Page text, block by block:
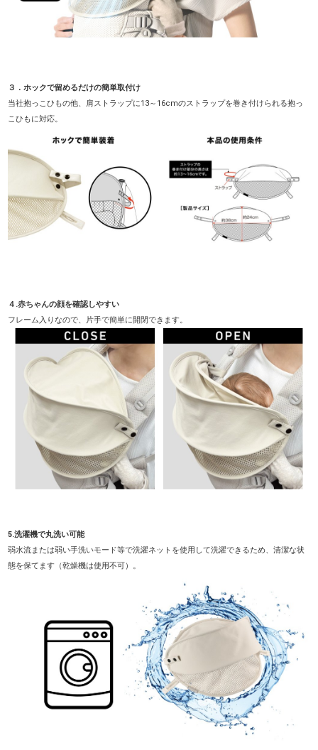
３．ホックで留めるだけの簡単取付け
当社抱っこひもの他、肩ストラップに13～16cmのストラップを巻き付けられる抱っ
こひもに対応。
４.赤ちゃんの顔を確認しやすい
フレーム入りなので、片手で簡単に開閉できます。
5.洗濯機で丸洗い可能
弱水流または弱い手洗いモード等で洗濯ネットを使用して洗濯できるため、清潔な状
態を保てます（乾燥機は使用不可）。